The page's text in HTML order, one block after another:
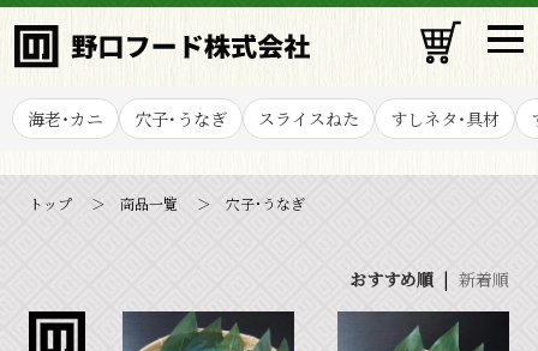
検索
海老・カニ 穴子･うなぎ スライスねた すしネタ・具材
トップ 商品一覧 穴子･うなぎ
おすすめ順 |新着順